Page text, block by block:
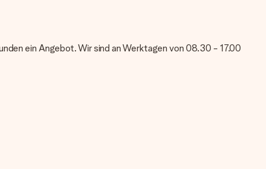
bitte unseren Kundenservice, dort wird dir gerne
Auf diese Karte kannst du eine persönliche Nachricht
ein Angebot. Wir sind an Werktagen von 08.30 - 17.00